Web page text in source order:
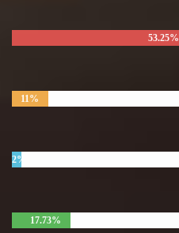
53.25%
11%
2%
17.73%